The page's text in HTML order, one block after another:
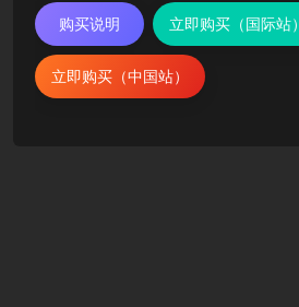
购买说明 立即购买（国际站）
立即购买（中国站）